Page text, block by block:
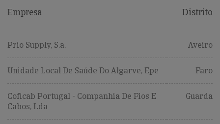
Empresa Distrito
Prio Supply, S.a. Aveiro
Unidade Local De Saúde Do Algarve, Epe Faro
Coficab Portugal - Companhia De Fios E
Cabos, Lda
Guarda